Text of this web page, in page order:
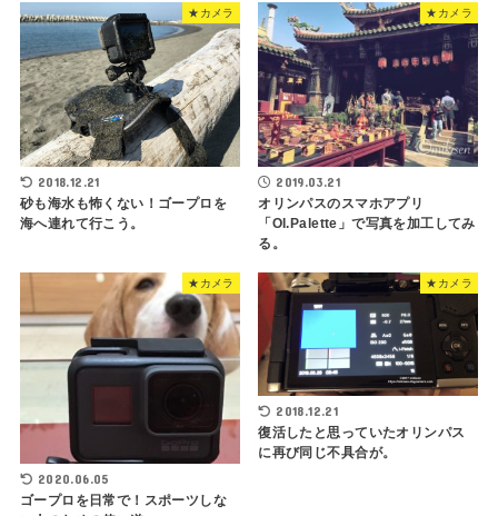
★カメラ
2018.12.21
砂も海水も怖くない！ゴープロを
海へ連れて行こう。
★カメラ
2019.03.21
オリンパスのスマホアプリ
「OI.Palette」で写真を加工してみ
る。
★カメラ
2020.06.05
ゴープロを日常で！スポーツしな
★カメラ
2018.12.21
復活したと思っていたオリンパス
に再び同じ不具合が。